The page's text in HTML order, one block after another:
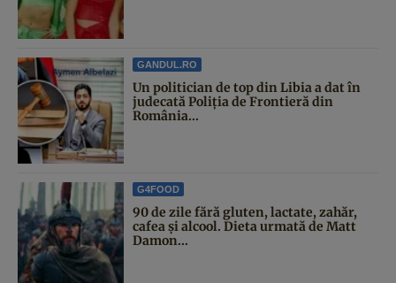
GANDUL.RO
Un politician de top din Libia a dat în
judecată Poliția de Frontieră din
România...
G4FOOD
90 de zile fără gluten, lactate, zahăr,
cafea și alcool. Dieta urmată de Matt
Damon...